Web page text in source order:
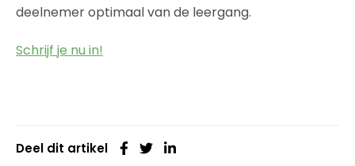
deelnemer optimaal van de leergang.
Schrijf je nu in!
Deel dit artikel